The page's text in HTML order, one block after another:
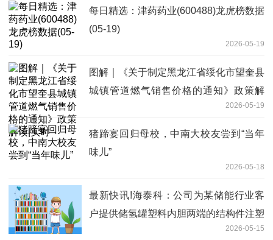
每日精选：津药药业(600488)龙虎榜数据
(05-19)
2026-05-19
图解｜《关于制定黑龙江省绥化市望奎县
城镇管道燃气销售价格的通知》政策解
2026-05-19
猪蹄宴回归母校，中南大校友尝到“当年
味儿”
2026-05-18
最新快讯!海泰科：公司为某储能行业客
户提供储氢罐塑料内胆两端的结构件注塑
模具和不锈钢嵌件，相关订单已交付2026-05-15